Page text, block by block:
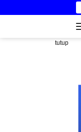
ke
tutup